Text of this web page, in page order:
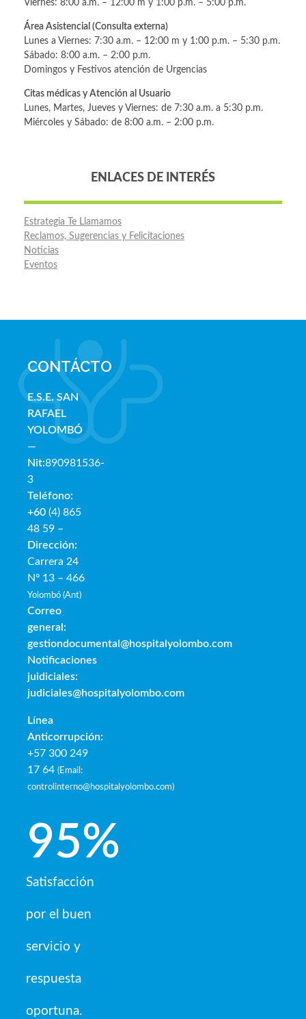
Viernes: 8:00 a.m. – 12:00 m y 1:00 p.m. – 5:00 p.m.
Área Asistencial (Consulta externa)
Lunes a Viernes: 7:30 a.m. – 12:00 m y 1:00 p.m. – 5:30 p.m.
Sábado: 8:00 a.m. – 2:00 p.m.
Domingos y Festivos atención de Urgencias
Citas médicas y Atención al Usuario
Lunes, Martes, Jueves y Viernes: de 7:30 a.m. a 5:30 p.m.
Miércoles y Sábado: de 8:00 a.m. – 2:00 p.m.
ENLACES DE INTERÉS
Estrategia Te Llamamos
Reclamos, Sugerencias y Felicitaciones
Noticias
Eventos
CONTÁCTO
E.S.E. SAN
RAFAEL
YOLOMBÓ
—
Nit:890981536-
3
Teléfono:
+60 (4) 865
48 59 –
Dirección:
Carrera 24
Nº 13 – 466
Yolombó (Ant)
Correo
general:
gestiondocumental@hospitalyolombo.com
Notificaciones
juidiciales:
judiciales@hospitalyolombo.com
Línea
Anticorrupción:
+57 300 249
17 64 (Email:
controlinterno@hospitalyolombo.com)
Satisfacción
por el buen
servicio y
respuesta
oportuna.
95%